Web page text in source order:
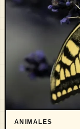
ANIMALES